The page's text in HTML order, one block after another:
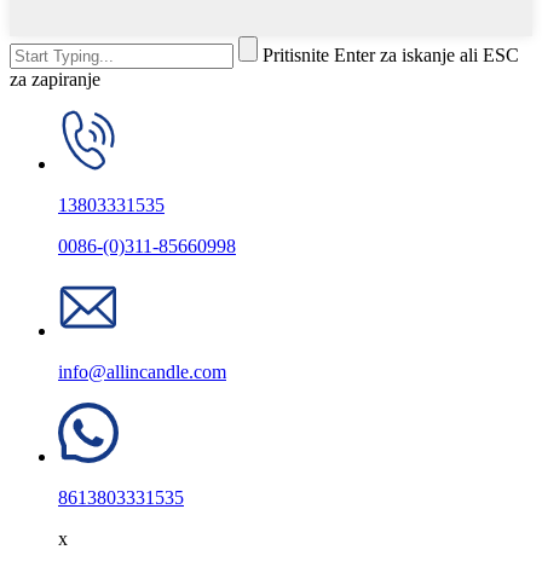
Pritisnite Enter za iskanje ali ESC
za zapiranje
13803331535
0086-(0)311-85660998
info@allincandle.com
8613803331535
x